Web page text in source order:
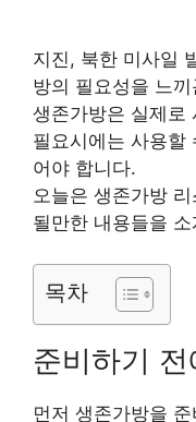
지진, 북한 미사일
방의 필요성을 느
생존가방은 실제로
필요시에는 사용할
어야 합니다.
오늘은 생존가방
될만한 내용들을
목차
준비하기 전
먼저 생존가방을 준